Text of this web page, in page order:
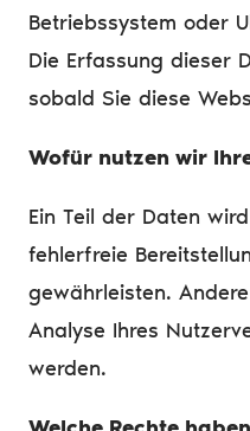
Betriebssystem oder
Die Erfassung dieser
sobald Sie diese
Wofür nutzen wir
Ein Teil der Daten
fehlerfreie
gewährleisten.
Analyse Ihres
werden.